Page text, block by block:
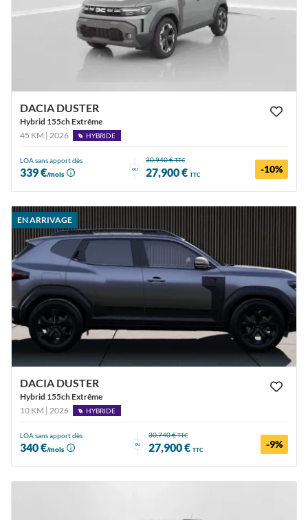
DACIA DUSTER
Hybrid 155ch Extrême
45 KM | 2026
HYBRIDE
LOA sans apport dès
339 €/mois
ou
30,940 €TTC
27,900 € TTC -10%
EN ARRIVAGE
DACIA DUSTER
Hybrid 155ch Extrême
10 KM | 2026
HYBRIDE
LOA sans apport dès
340 €/mois
ou
30,740 €TTC
27,900 € TTC -9%